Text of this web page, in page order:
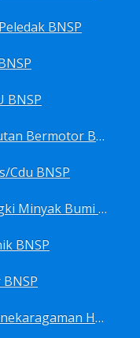
BNSP
BNSP
Sertifikasi Pengemudi Angkutan Bermotor BNSP
Cdu BNSP
Sertifikasi Pengukur Isi Tangki Minyak Bumi Dan Hasil Olahan BNSP
BNSP
Sertifikasi Perlindungan Keanekaragaman Hayati BNSP